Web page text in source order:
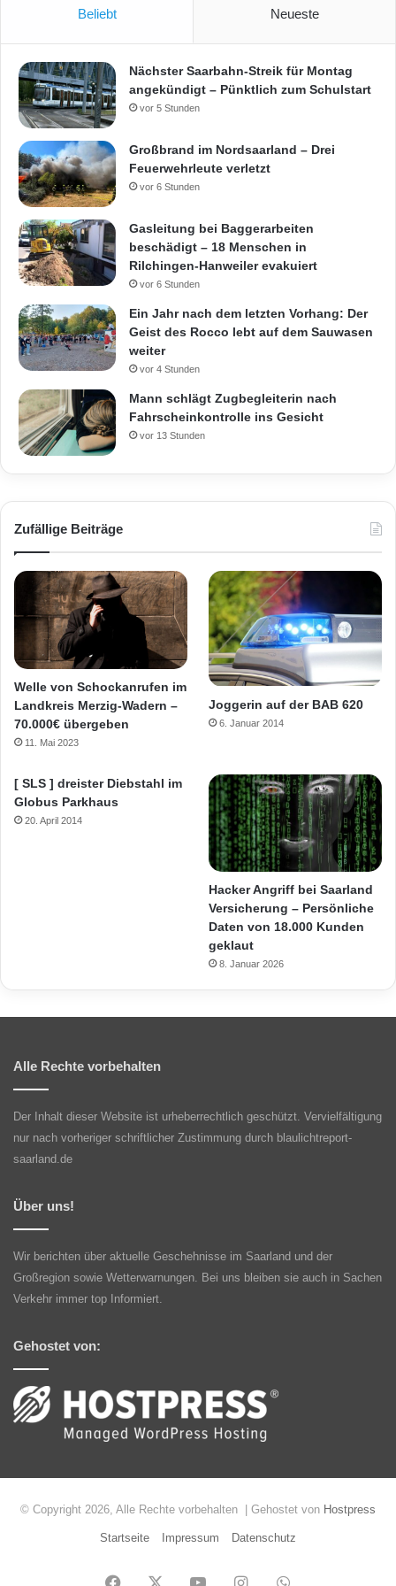
Beliebt Neueste
Nächster Saarbahn-Streik für Montag
angekündigt – Pünktlich zum Schulstart
vor 5 Stunden
Großbrand im Nordsaarland – Drei
Feuerwehrleute verletzt
vor 6 Stunden
Gasleitung bei Baggerarbeiten
beschädigt – 18 Menschen in
Rilchingen-Hanweiler evakuiert
vor 6 Stunden
Ein Jahr nach dem letzten Vorhang: Der
Geist des Rocco lebt auf dem Sauwasen
weiter
vor 4 Stunden
Mann schlägt Zugbegleiterin nach
Fahrscheinkontrolle ins Gesicht
vor 13 Stunden
Zufällige Beiträge
Welle von Schockanrufen im
Landkreis Merzig-Wadern –
70.000€ übergeben
11. Mai 2023
Joggerin auf der BAB 620
6. Januar 2014
[ SLS ] dreister Diebstahl im
Globus Parkhaus
20. April 2014
Hacker Angriff bei Saarland
Versicherung – Persönliche
Daten von 18.000 Kunden
geklaut
8. Januar 2026
Alle Rechte vorbehalten
Der Inhalt dieser Website ist urheberrechtlich geschützt. Vervielfältigung
nur nach vorheriger schriftlicher Zustimmung durch blaulichtreport-
saarland.de
Über uns!
Wir berichten über aktuelle Geschehnisse im Saarland und der
Großregion sowie Wetterwarnungen. Bei uns bleiben sie auch in Sachen
Verkehr immer top Informiert.
Gehostet von:
© Copyright 2026, Alle Rechte vorbehalten | Gehostet von Hostpress
Startseite Impressum Datenschutz
Facebook YouTubeInstagramWhatsApp